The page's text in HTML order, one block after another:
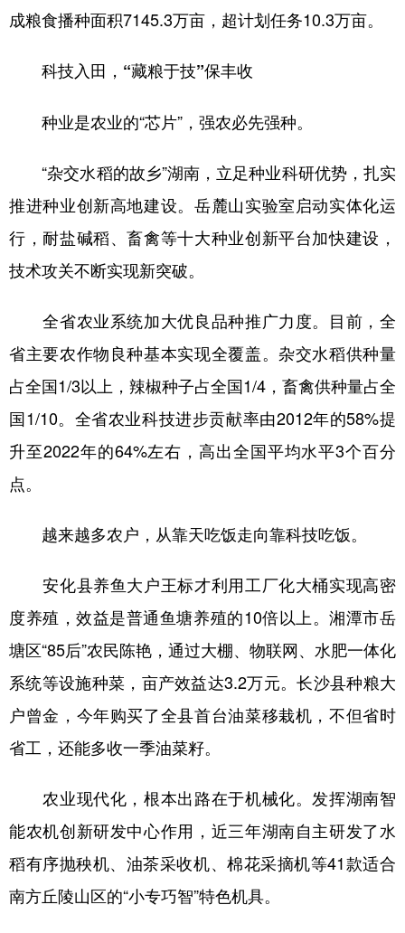
成粮食播种面积7145.3万亩，超计划任务10.3万亩。
科技入田，“藏粮于技”保丰收
种业是农业的“芯片”，强农必先强种。
“杂交水稻的故乡”湖南，立足种业科研优势，扎实
推进种业创新高地建设。岳麓山实验室启动实体化运
行，耐盐碱稻、畜禽等十大种业创新平台加快建设，
技术攻关不断实现新突破。
全省农业系统加大优良品种推广力度。目前，全
省主要农作物良种基本实现全覆盖。杂交水稻供种量
占全国1/3以上，辣椒种子占全国1/4，畜禽供种量占全
国1/10。全省农业科技进步贡献率由2012年的58%提
升至2022年的64%左右，高出全国平均水平3个百分
点。
越来越多农户，从靠天吃饭走向靠科技吃饭。
安化县养鱼大户王标才利用工厂化大桶实现高密
度养殖，效益是普通鱼塘养殖的10倍以上。湘潭市岳
塘区“85后”农民陈艳，通过大棚、物联网、水肥一体化
系统等设施种菜，亩产效益达3.2万元。长沙县种粮大
户曾金，今年购买了全县首台油菜移栽机，不但省时
省工，还能多收一季油菜籽。
农业现代化，根本出路在于机械化。发挥湖南智
能农机创新研发中心作用，近三年湖南自主研发了水
稻有序抛秧机、油茶采收机、棉花采摘机等41款适合
南方丘陵山区的“小专巧智”特色机具。